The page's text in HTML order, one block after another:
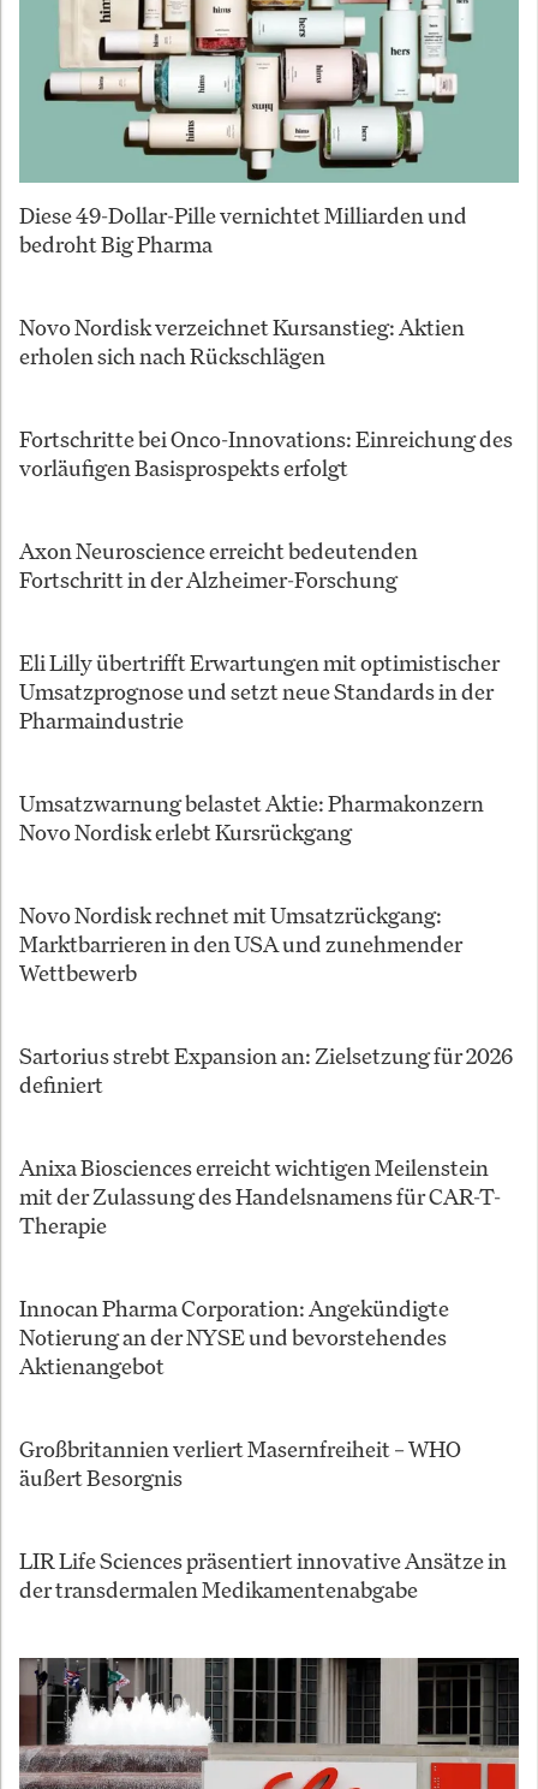
Diese 49-Dollar-Pille vernichtet Milliarden und
bedroht Big Pharma
Novo Nordisk verzeichnet Kursanstieg: Aktien
erholen sich nach Rückschlägen
Fortschritte bei Onco-Innovations: Einreichung des
vorläufigen Basisprospekts erfolgt
Axon Neuroscience erreicht bedeutenden
Fortschritt in der Alzheimer-Forschung
Eli Lilly übertrifft Erwartungen mit optimistischer
Umsatzprognose und setzt neue Standards in der
Pharmaindustrie
Umsatzwarnung belastet Aktie: Pharmakonzern
Novo Nordisk erlebt Kursrückgang
Novo Nordisk rechnet mit Umsatzrückgang:
Marktbarrieren in den USA und zunehmender
Wettbewerb
Sartorius strebt Expansion an: Zielsetzung für 2026
definiert
Anixa Biosciences erreicht wichtigen Meilenstein
mit der Zulassung des Handelsnamens für CAR-T-
Therapie
Innocan Pharma Corporation: Angekündigte
Notierung an der NYSE und bevorstehendes
Aktienangebot
Großbritannien verliert Masernfreiheit – WHO
äußert Besorgnis
LIR Life Sciences präsentiert innovative Ansätze in
der transdermalen Medikamentenabgabe